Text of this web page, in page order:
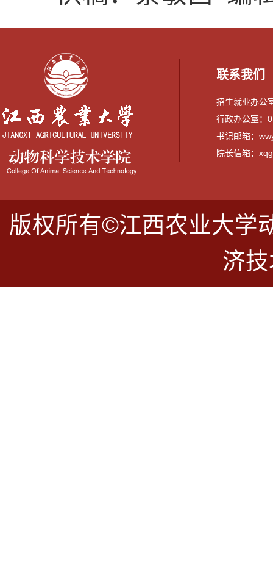
联系我们
招生就业办公
行政办公室：
书记邮箱：
院长信箱：
版权所有©江西农业大学
济